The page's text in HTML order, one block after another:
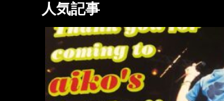
人気記事